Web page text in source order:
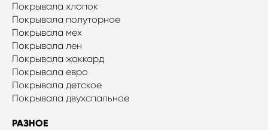
Покрывала хлопок
Покрывала полуторное
Покрывала мех
Покрывала лен
Покрывала жаккард
Покрывала евро
Покрывала детское
Покрывала двухспальное
РАЗНОЕ